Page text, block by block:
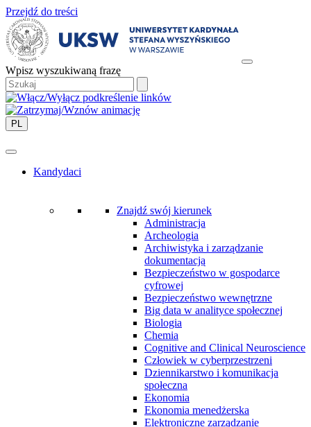
Przejdź do treści
Wpisz wyszukiwaną frazę
PL
Kandydaci
Znajdź swój kierunek
Administracja
Archeologia
Archiwistyka i zarządzanie
dokumentacją
Bezpieczeństwo w gospodarce
cyfrowej
Bezpieczeństwo wewnętrzne
Big data w analityce społecznej
Biologia
Chemia
Cognitive and Clinical Neuroscience
Człowiek w cyberprzestrzeni
Dziennikarstwo i komunikacja
społeczna
Ekonomia
Ekonomia menedżerska
Elektroniczne zarządzanie